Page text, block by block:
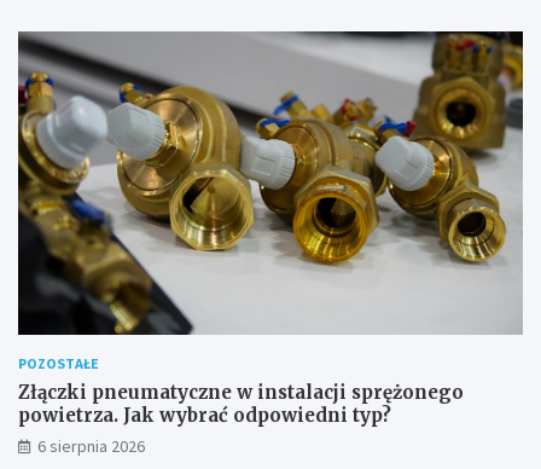
POZOSTAŁE
Złączki pneumatyczne w instalacji sprężonego
powietrza. Jak wybrać odpowiedni typ?
6 sierpnia 2026